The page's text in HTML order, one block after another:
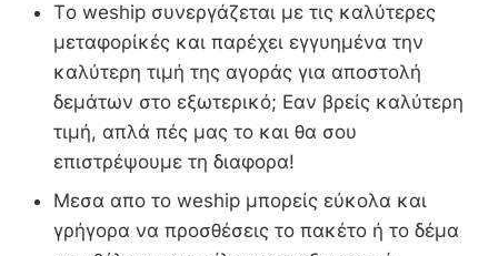
Τo weship συνεργάζεται με τις καλύτερες
μεταφορίκές και παρέχει εγγυημένα την
καλύτερη τιμή της αγοράς για αποστολή
δεμάτων στο εξωτερικό; Εαν βρείς καλύτερη
τιμή, απλά πές μας το και θα σου
επιστρέψουμε τη διαφορα!
Μεσα απο το weship μπορείς εύκολα και
γρήγορα να προσθέσεις το πακέτο ή το δέμα